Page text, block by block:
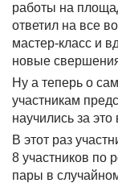
работы на
ответил на все
мастер-класс и
новые
Ну а теперь о
участникам
научились за это
В этот раз
8 участников по
пары в